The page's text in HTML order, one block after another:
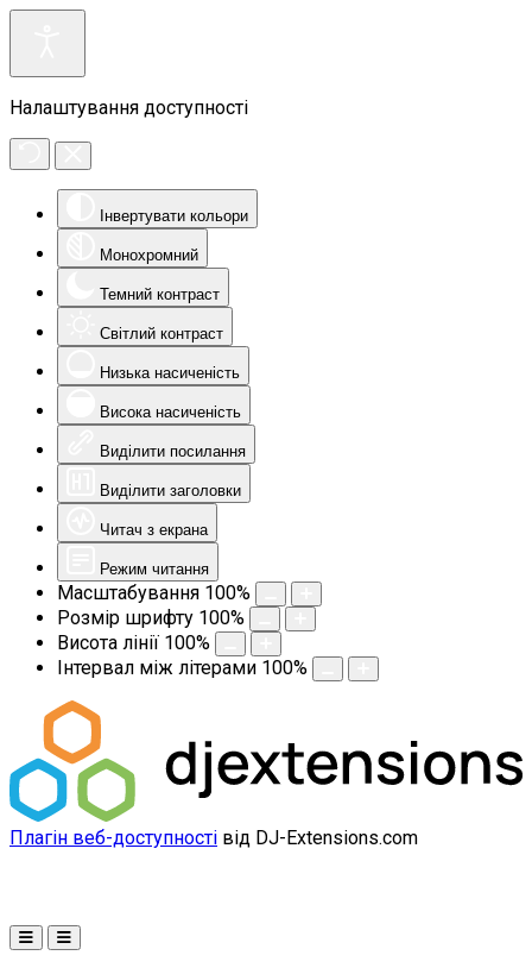
Налаштування доступності
Інвертувати кольори
Монохромний
Темний контраст
Світлий контраст
Низька насиченість
Висока насиченість
Виділити посилання
Виділити заголовки
Читач з екрана
Режим читання
Масштабування 100%
Розмір шрифту 100%
Висота лінії 100%
Інтервал між літерами 100%
Плагін веб-доступності від DJ-Extensions.com